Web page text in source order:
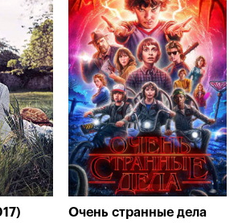
Очень странные дела